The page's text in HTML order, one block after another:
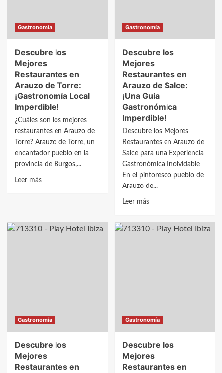
Guía
Gastronómica
2023
Gastronómica
Imperdible
Gastronomía
Descubre los
Mejores
Restaurantes en
Arauzo de Torre:
¡Gastronomía Local
Imperdible!
¿Cuáles son los mejores
restaurantes en Arauzo de
Torre? Arauzo de Torre, un
encantador pueblo en la
provincia de Burgos,...
Leer másLeer
los
Mejores
Imperdible!
Gastronomía
Descubre los
Mejores
Restaurantes en
Arauzo de Salce:
¡Una Guía
Gastronómica
Imperdible!
Descubre los Mejores
Restaurantes en Arauzo de
Salce para una Experiencia
Gastronómica Inolvidable
En el pintoresco pueblo de
Arauzo de...
Leer másLeer
sobre
Descubre
¡Una
Guía
Gastronómica
Imperdible!
Gastronomía
Descubre los
Mejores
Restaurantes en
Gastronomía
Descubre los
Mejores
Restaurantes en